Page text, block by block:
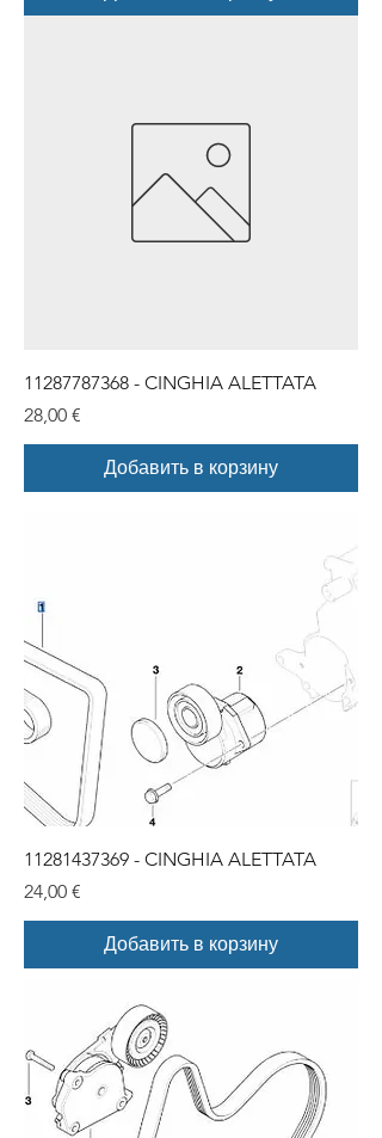
11287787368 - CINGHIA ALETTATA
Цена
28,00 €
Добавить в корзину
11281437369 - CINGHIA ALETTATA
Цена
24,00 €
Добавить в корзину